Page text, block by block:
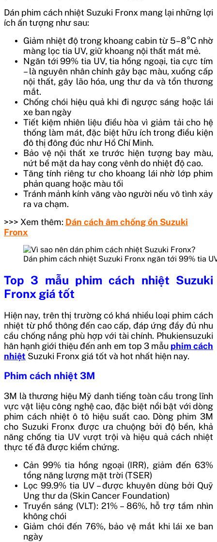
Dán phim cách nhiệt Suzuki Fronx mang lại những lợi
ích ấn tượng như sau:
Giảm nhiệt độ trong khoang cabin từ 5–8°C nhờ
màng lọc tia UV, giữ khoang nội thất mát mẻ.
Ngăn tới 99% tia UV, tia hồng ngoại, tia cực tím
– là nguyên nhân chính gây bạc màu, xuống cấp
nội thất, gây lão hóa, ung thư da và tổn thương
mắt.
Chống chói hiệu quả khi đi ngược sáng hoặc lái
xe ban ngày
Tiết kiệm nhiên liệu điều hòa vì giảm tải cho hệ
thống làm mát, đặc biệt hữu ích trong điều kiện
đô thị đông đúc như Hồ Chí Minh.
Bảo vệ nội thất xe trước hiện tượng bay màu,
nứt bề mặt da hay cong vênh do nhiệt độ cao.
Tăng tính riêng tư cho khoang lái nhờ lớp phim
phản quang hoặc màu tối
Tránh mảnh kính văng vào người nếu vô tình xảy
ra va chạm.
>>> Xem thêm: Dán cách âm chống ồn Suzuki
Fronx
Dán phim cách nhiệt Suzuki Fronx ngăn tới 99% tia
Top 3 mẫu phim cách nhiệt Suzuki
Fronx giá tốt
Hiện nay, trên thị trường có khá nhiều loại phim cách
nhiệt từ phổ thông đến cao cấp, đáp ứng đầy đủ nhu
cầu chống nắng phù hợp với tài chính. Phukiensuzuki
hân hạnh giới thiệu đến anh em top 3 mẫu phim cách
nhiệt Suzuki Fronx giá tốt và hot nhất hiện nay.
Phim cách nhiệt 3M
3M là thương hiệu Mỹ danh tiếng toàn cầu trong lĩnh
vực vật liệu công nghệ cao, đặc biệt nổi bật với dòng
phim cách nhiệt ô tô hiệu suất cao. Dòng phim 3M
cho Suzuki Fronx được ưa chuộng bởi độ bền, khả
năng chống tia UV vượt trội và hiệu quả cách nhiệt
thực tế đã được kiểm chứng.
Cản 99% tia hồng ngoại (IRR), giảm đến 63%
tổng năng lượng mặt trời (TSER)
Lọc 99.9% tia UV – được khuyên dùng bởi Quỹ
Ung thư da (Skin Cancer Foundation)
Truyền sáng (VLT): 21% – 86%, hỗ trợ tầm nhìn
không chói
Giảm chói đến 76%, bảo vệ mắt khi lái xe ban
ngày